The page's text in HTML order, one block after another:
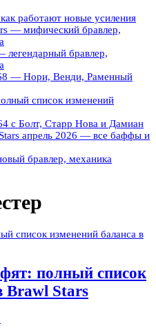
работают новые усиления
— мифический бравлер,
бравлер,
— Нори, Венди, Раменный
список изменений
с Болт, Старр Нова и Дамиан
апрель 2026 — все баффы и
бравлер, механика
полный список
Brawl Stars